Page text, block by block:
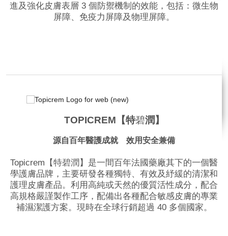
進及強化皮膚表層 3 個防禦機制的效能，包括：微生物
屏障、免疫力屏障及物理屏障。
TOPICREM【特碧潤】
源自百年醫護成就 效用安全兼備
Topicrem【特碧潤】是一間百年法國藥廠其下的一個醫
學護膚品牌，主要研發各種獨特、有效及紓緩的清潔和
護理皮膚產品。利用高純或天然的優質活性成分，配合
高規格嚴謹製作工序，配備出各種配合敏感皮膚的專業
補濕潔護方案。現時在全球行銷超過 40 多個國家。